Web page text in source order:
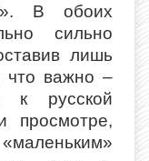
В обоих
сильно
лишь
что важно –
к русской
просмотре,